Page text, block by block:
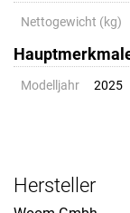
Nettogewicht (kg)
Modelljahr 2025
Hersteller